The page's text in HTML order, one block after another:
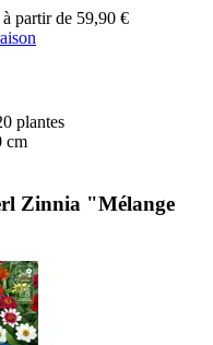
à partir de 59,90 €
plantes
cm
Zinnia "Mélange